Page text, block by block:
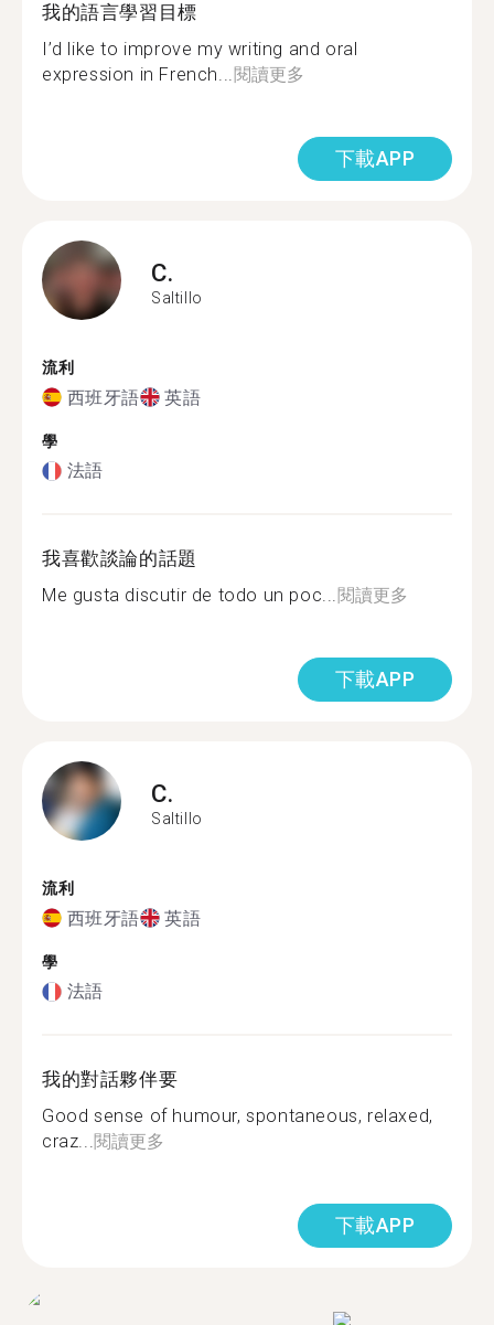
我的語言學習目標
I’d like to improve my writing and oral
expression in French...閱讀更多
下載APP
C.
Saltillo
流利
西班牙語 英語
學
法語
我喜歡談論的話題
Me gusta discutir de todo un poc...閱讀更多
下載APP
C.
Saltillo
流利
西班牙語 英語
學
法語
我的對話夥伴要
Good sense of humour, spontaneous, relaxed,
craz...閱讀更多
下載APP